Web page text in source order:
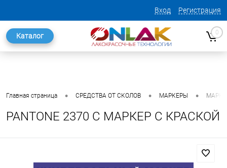
Вход Регистрация
Каталог 0
Главная страница • СРЕДСТВА ОТ СКОЛОВ • МАРКЕРЫ •
PANTONE 2370 C МАРКЕР С КРАСКОЙ